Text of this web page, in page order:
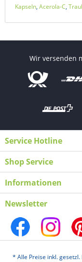
Kapseln, Acerola-C,
Wir versenden
Service Hotline
Shop Service
Informationen
Newsletter
* Alle Preise inkl.